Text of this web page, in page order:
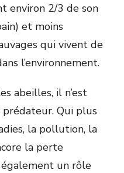
environ 2/3 de son
et moins
qui vivent de
l’environnement.
abeilles, il n’est
Qui plus
la pollution, la
la perte
un rôle